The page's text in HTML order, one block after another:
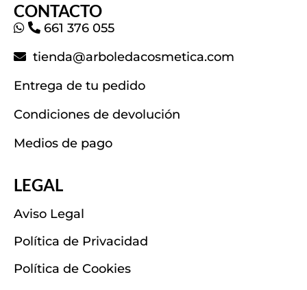
CONTACTO
661 376 055
tienda@arboledacosmetica.com
Entrega de tu pedido
Condiciones de devolución
Medios de pago
LEGAL
Aviso Legal
Política de Privacidad
Política de Cookies